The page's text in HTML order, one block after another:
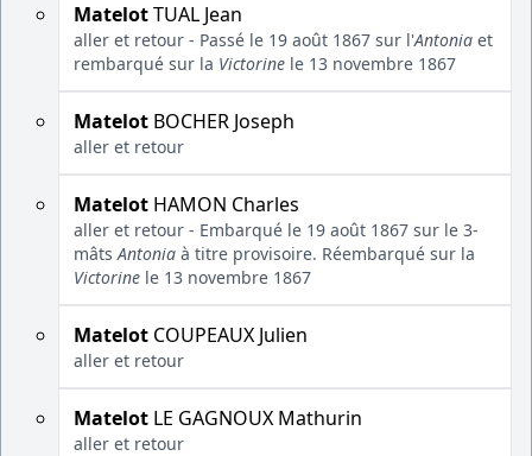
MatelotTUAL Jean
aller et retour - Passé le 19 août 1867 sur l'Antonia et
rembarqué sur la Victorine le 13 novembre 1867
Matelot BOCHER Joseph
aller et retour
Matelot HAMON Charles
aller et retour - Embarqué le 19 août 1867 sur le 3-
mâtsAntonia à titre provisoire. Réembarqué sur la
Victorine le 13 novembre 1867
Matelot COUPEAUX Julien
aller et retour
Matelot LE GAGNOUX Mathurin
aller et retour